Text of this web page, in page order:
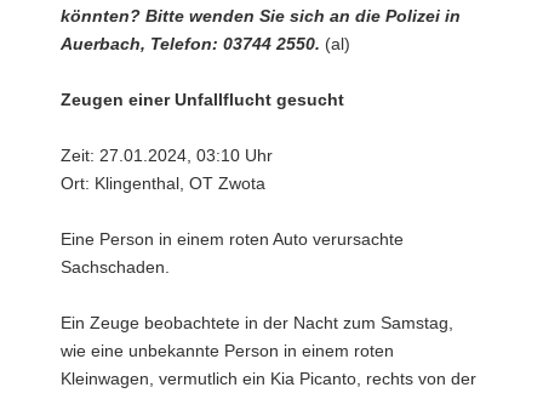
könnten? Bitte wenden Sie sich an die Polizei in
Auerbach, Telefon: 03744 2550. (al)
Zeugen einer Unfallflucht gesucht
Zeit: 27.01.2024, 03:10 Uhr
Ort: Klingenthal, OT Zwota
Eine Person in einem roten Auto verursachte
Sachschaden.
Ein Zeuge beobachtete in der Nacht zum Samstag,
wie eine unbekannte Person in einem roten
Kleinwagen, vermutlich ein Kia Picanto, rechts von der